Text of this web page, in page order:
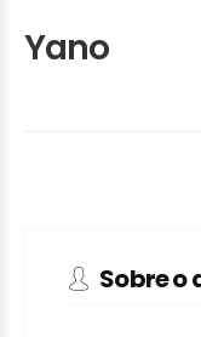
Yano
Sobre o